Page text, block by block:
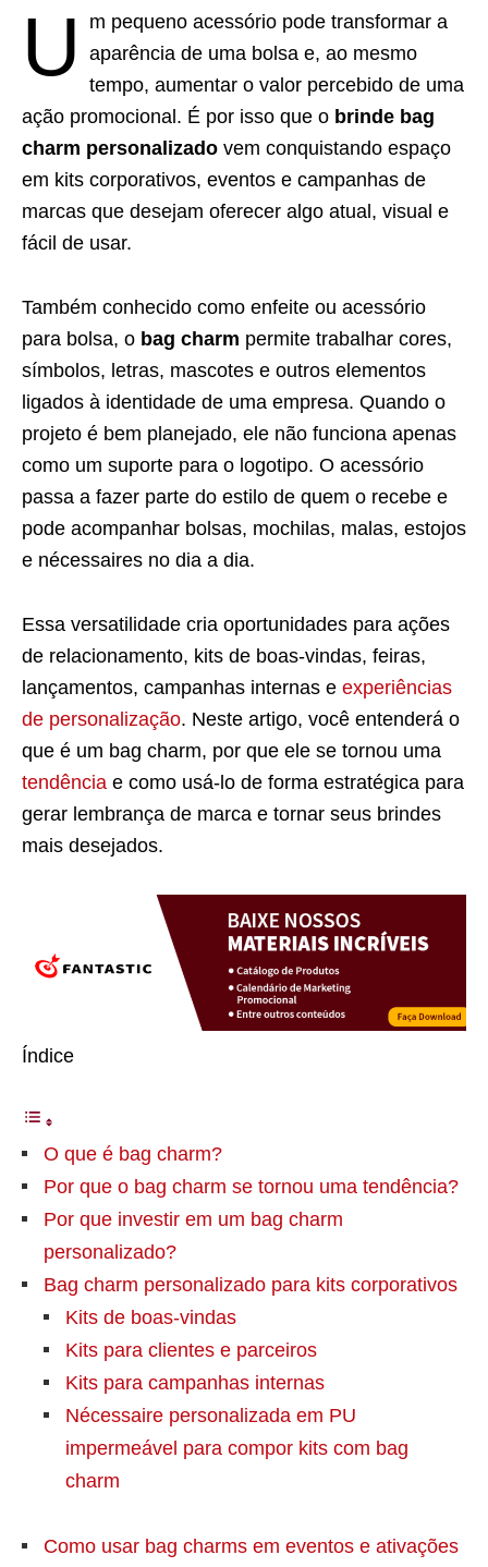
U
m pequeno acessório pode transformar a
aparência de uma bolsa e, ao mesmo
tempo, aumentar o valor percebido de uma
ação promocional. É por isso que o brinde bag
charm personalizado vem conquistando espaço
em kits corporativos, eventos e campanhas de
marcas que desejam oferecer algo atual, visual e
fácil de usar.
Também conhecido como enfeite ou acessório
para bolsa, o bag charm permite trabalhar cores,
símbolos, letras, mascotes e outros elementos
ligados à identidade de uma empresa. Quando o
projeto é bem planejado, ele não funciona apenas
como um suporte para o logotipo. O acessório
passa a fazer parte do estilo de quem o recebe e
pode acompanhar bolsas, mochilas, malas, estojos
e nécessaires no dia a dia.
Essa versatilidade cria oportunidades para ações
de relacionamento, kits de boas-vindas, feiras,
lançamentos, campanhas internas e experiências
de personalização. Neste artigo, você entenderá o
que é um bag charm, por que ele se tornou uma
tendência e como usá-lo de forma estratégica para
gerar lembrança de marca e tornar seus brindes
mais desejados.
Índice
O que é bag charm?
Por que o bag charm se tornou uma tendência?
Por que investir em um bag charm
personalizado?
Bag charm personalizado para kits corporativos
Kits de boas-vindas
Kits para clientes e parceiros
Kits para campanhas internas
Nécessaire personalizada em PU
impermeável para compor kits com bag
charm
Como usar bag charms em eventos e ativações